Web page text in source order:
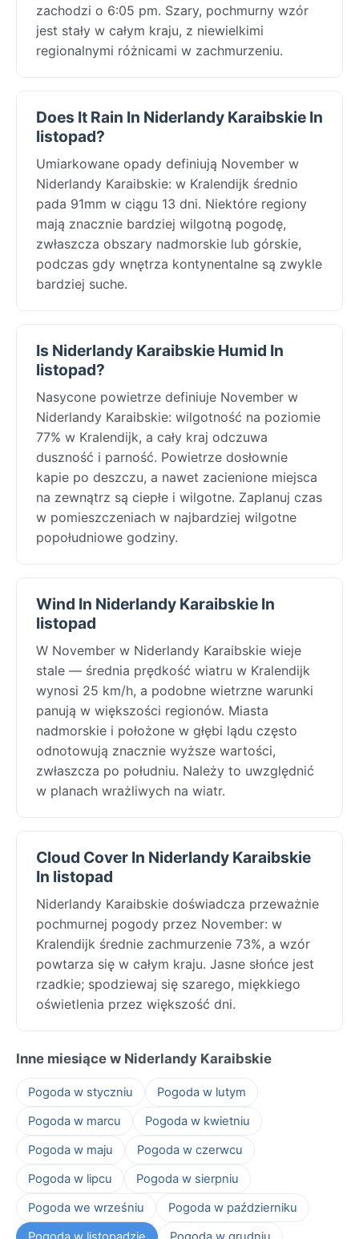
zachodzi o 6:05 pm. Szary, pochmurny wzór
jest stały w całym kraju, z niewielkimi
regionalnymi różnicami w zachmurzeniu.
Does It Rain In Niderlandy Karaibskie In
listopad?
Umiarkowane opady definiują November w
Niderlandy Karaibskie: w Kralendijk średnio
pada 91mm w ciągu 13 dni. Niektóre regiony
mają znacznie bardziej wilgotną pogodę,
zwłaszcza obszary nadmorskie lub górskie,
podczas gdy wnętrza kontynentalne są zwykle
bardziej suche.
Is Niderlandy Karaibskie Humid In
listopad?
Nasycone powietrze definiuje November w
Niderlandy Karaibskie: wilgotność na poziomie
77% w Kralendijk, a cały kraj odczuwa
duszność i parność. Powietrze dosłownie
kapie po deszczu, a nawet zacienione miejsca
na zewnątrz są ciepłe i wilgotne. Zaplanuj czas
w pomieszczeniach w najbardziej wilgotne
popołudniowe godziny.
Wind In Niderlandy Karaibskie In
listopad
W November w Niderlandy Karaibskie wieje
stale — średnia prędkość wiatru w Kralendijk
wynosi 25 km/h, a podobne wietrzne warunki
panują w większości regionów. Miasta
nadmorskie i położone w głębi lądu często
odnotowują znacznie wyższe wartości,
zwłaszcza po południu. Należy to uwzględnić
w planach wrażliwych na wiatr.
Cloud Cover In Niderlandy Karaibskie
In listopad
Niderlandy Karaibskie doświadcza przeważnie
pochmurnej pogody przez November: w
Kralendijk średnie zachmurzenie 73%, a wzór
powtarza się w całym kraju. Jasne słońce jest
rzadkie; spodziewaj się szarego, miękkiego
oświetlenia przez większość dni.
Inne miesiące w Niderlandy Karaibskie
Pogoda w styczniu
Pogoda w lutym
Pogoda w marcu
Pogoda w kwietniu
Pogoda w maju
Pogoda w czerwcu
Pogoda w lipcu
Pogoda w sierpniu
Pogoda we wrześniu
Pogoda w październiku